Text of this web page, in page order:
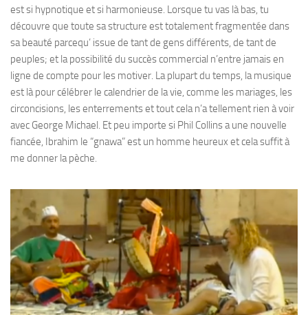
est si hypnotique et si harmonieuse. Lorsque tu vas là bas, tu
découvre que toute sa structure est totalement fragmentée dans
sa beauté parcequ’ issue de tant de gens différents, de tant de
peuples; et la possibilité du succès commercial n’entre jamais en
ligne de compte pour les motiver. La plupart du temps, la musique
est là pour célébrer le calendrier de la vie, comme les mariages, les
circoncisions, les enterrements et tout cela n’a tellement rien à voir
avec George Michael. Et peu importe si Phil Collins a une nouvelle
fiancée, Ibrahim le “gnawa” est un homme heureux et cela suffit à
me donner la pèche.